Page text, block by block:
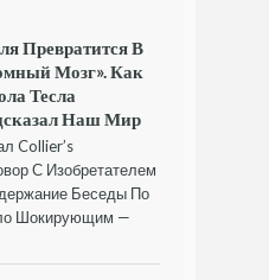
Превратится В
Мозг». Как
Тесла
Наш Мир
Collier’s
С Изобретателем
Беседы По
Шокирующим —